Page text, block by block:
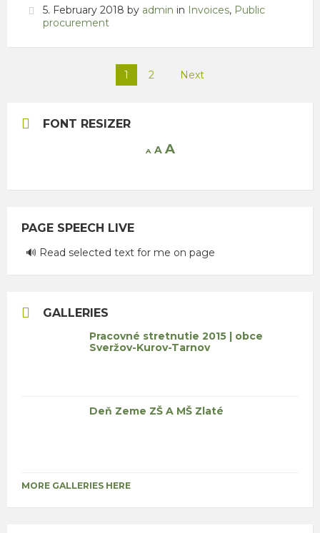
5. February 2018 by admin in Invoices, Public
procurement
1 2 Next
FONT RESIZER
A Decrease
AReset
AIncrease
PAGE SPEECH LIVE
🔊 Read selected text for me on page
GALLERIES
Pracovné stretnutie 2015 | obce
Sveržov-Kurov-Tarnov
Deň Zeme ZŠ A MŠ Zlaté
MORE GALLERIES HERE